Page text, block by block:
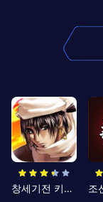
창세기전 키우기